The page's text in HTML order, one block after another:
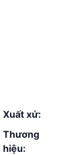
Xuất xứ:
Thương
hiệu: